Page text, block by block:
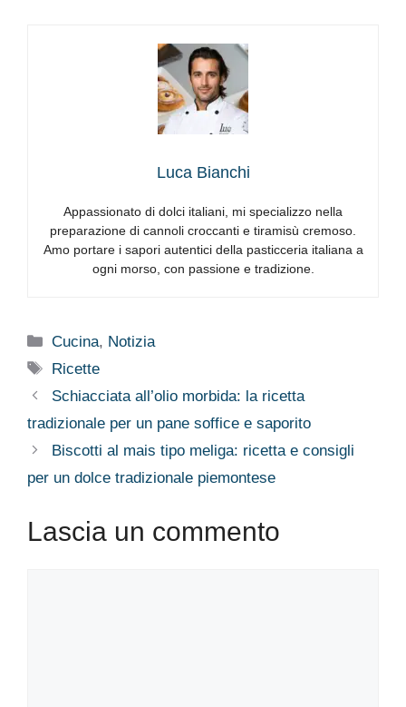
Luca Bianchi
Appassionato di dolci italiani, mi specializzo nella
preparazione di cannoli croccanti e tiramisù cremoso.
Amo portare i sapori autentici della pasticceria italiana a
ogni morso, con passione e tradizione.
Categorie
Cucina, Notizia
Tag
Ricette
Schiacciata all’olio morbida: la ricetta
tradizionale per un pane soffice e saporito
Biscotti al mais tipo meliga: ricetta e consigli
per un dolce tradizionale piemontese
Lascia un commento